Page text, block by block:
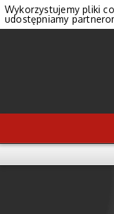
Wykorzystujemy pliki
udostępniamy